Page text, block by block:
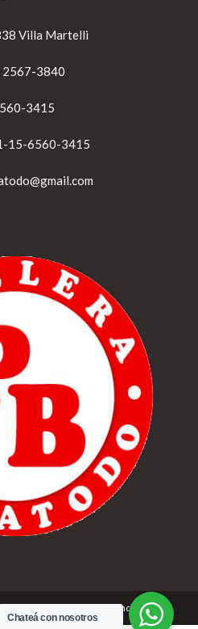
Villa Martelli
2567-3840
3415
15-6560-3415
| Desarrolado porCónclave
Chateá con nosotros